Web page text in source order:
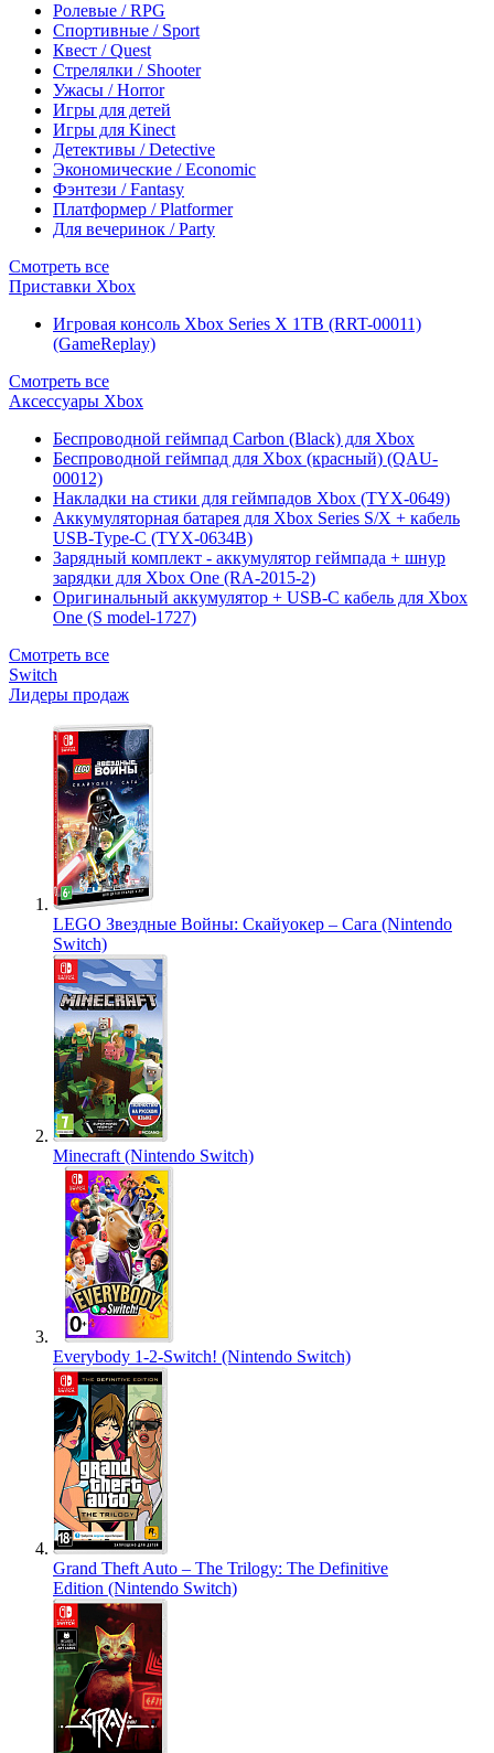
Ролевые / RPG
Спортивные / Sport
Квест / Quest
Стрелялки / Shooter
Ужасы / Horror
Игры для детей
Игры для Kinect
Детективы / Detective
Экономические / Economic
Фэнтези / Fantasy
Платформер / Platformer
Для вечеринок / Party
Смотреть все
Приставки Xbox
Игровая консоль Xbox Series X 1TB (RRT-00011)
(GameReplay)
Смотреть все
Аксессуары Xbox
Беспроводной геймпад Carbon (Black) для Xbox
Беспроводной геймпад для Xbox (красный) (QAU-
00012)
Накладки на стики для геймпадов Xbox (TYX-0649)
Аккумуляторная батарея для Xbox Series S/X + кабель
USB-Type-C (TYX-0634B)
Зарядный комплект - аккумулятор геймпада + шнур
зарядки для Xbox One (RA-2015-2)
Оригинальный аккумулятор + USB-C кабель для Xbox
One (S model-1727)
Смотреть все
Switch
Лидеры продаж
LEGO Звездные Войны: Скайуокер – Сага (Nintendo
Switch)
Minecraft (Nintendo Switch)
Everybody 1-2-Switch! (Nintendo Switch)
Grand Theft Auto – The Trilogy: The Definitive
Edition (Nintendo Switch)